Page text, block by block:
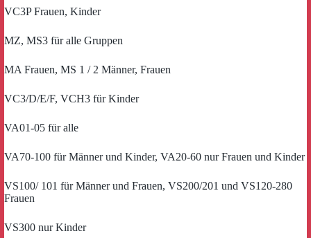
VC3P Frauen, Kinder
MZ, MS3 für alle Gruppen
MA Frauen, MS 1 / 2 Männer, Frauen
VC3/D/E/F, VCH3 für Kinder
VA01-05 für alle
VA70-100 für Männer und Kinder, VA20-60 nur Frauen und Kinder
VS100/ 101 für Männer und Frauen, VS200/201 und VS120-280
Frauen
VS300 nur Kinder